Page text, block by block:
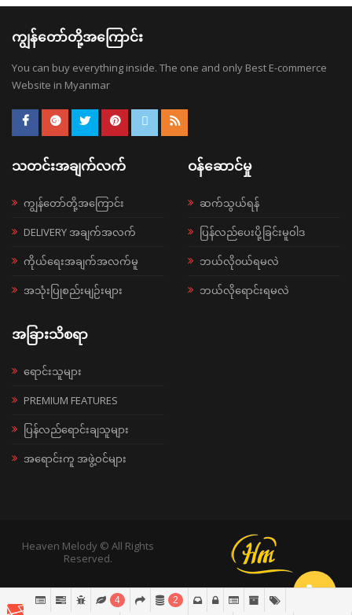
ကျွန်တော်တို့အကြောင်း
You can buy everything inside. The one and only Best E-commerce
Website in Myanmar
သတင်းအချက်လက်
ကျွန်တော်တို့အကြောင်း
DELIVERY အချက်အလက်
ကိုယ်ရေးအချက်အလက်မူ
အသုံးပြုစည်းမျဉ်းများ
ဝန်ဆောင်မှု
ဆက်သွယ်ရန်
ပြန်လည်ပေးပို့ခြင်းမူဝါဒ
ဘယ်လို၀ယ်ရမလဲ
ဘယ်လိုရောင်းရမလဲ
အခြားသိစရာ
ရောင်းသူများ
PREMIUM FEATURES
ပြန်လည်ရောင်းချသူများ
အရောင်းကူ အဖွဲ့ဝင်များ
Heaven Melody © All Rights
Reserved.
4 2